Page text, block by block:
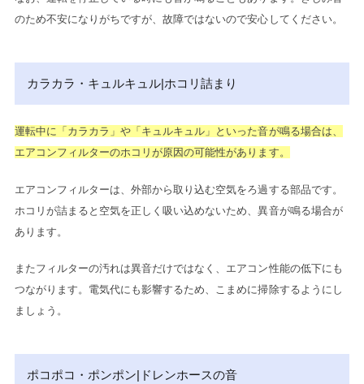
のため不安になりがちですが、故障ではないので安心してください。
カラカラ・キュルキュル|ホコリ詰まり
運転中に「カラカラ」や「キュルキュル」といった音が鳴る場合は、
エアコンフィルターのホコリが原因の可能性があります。
エアコンフィルターは、外部から取り込む空気をろ過する部品です。
ホコリが詰まると空気を正しく吸い込めないため、異音が鳴る場合が
あります。
またフィルターの汚れは異音だけではなく、エアコン性能の低下にも
つながります。電気代にも影響するため、こまめに掃除するようにし
ましょう。
ポコポコ・ポンポン|ドレンホースの音